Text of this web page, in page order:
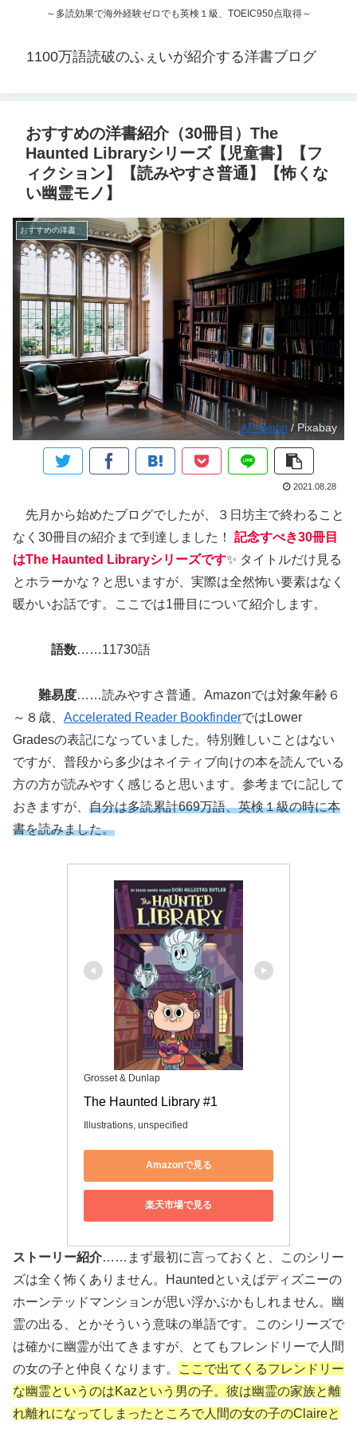
～多読効果で海外経験ゼロでも英検１級、TOEIC950点取得～
1100万語読破のふぇいが紹介する洋書ブログ
おすすめの洋書紹介（30冊目）The
Haunted Libraryシリーズ【児童書】【フ
ィクション】【読みやすさ普通】【怖くな
い幽霊モノ】
おすすめの洋書
AP-Berlin / Pixabay
2021.08.28
先月から始めたブログでしたが、３日坊主で終わること
なく30冊目の紹介まで到達しました！ 記念すべき30冊目
はThe Haunted Libraryシリーズです✨ タイトルだけ見る
とホラーかな？と思いますが、実際は全然怖い要素はなく
暖かいお話です。ここでは1冊目について紹介します。
語数……11730語
難易度……読みやすさ普通。Amazonでは対象年齢６
～８歳、 Accelerated Reader BookfinderではLower
Gradesの表記になっていました。特別難しいことはない
ですが、普段から多少はネイティブ向けの本を読んでいる
方の方が読みやすく感じると思います。参考までに記して
おきますが、 自分は多読累計669万語、英検１級の時に本
書を読みました。
Grosset & Dunlap
The Haunted Library #1
Illustrations, unspecified
Amazonで見る
楽天市場で見る
ストーリー紹介……まず最初に言っておくと、このシリー
ズは全く怖くありません。Hauntedといえばディズニーの
ホーンテッドマンションが思い浮かぶかもしれません。幽
霊の出る、とかそういう意味の単語です。このシリーズで
は確かに幽霊が出てきますが、とてもフレンドリーで人間
の女の子と仲良くなります。
ここで出てくるフレンドリー
な幽霊というのはKazという男の子。彼は幽霊の家族と離
れ離れになってしまったところで人間の女の子のClaireと